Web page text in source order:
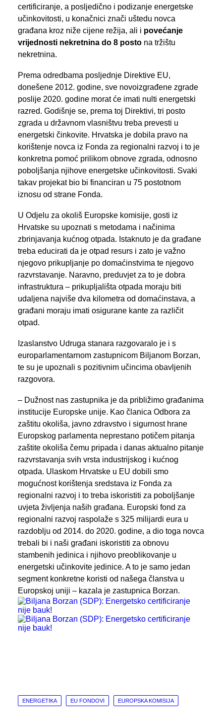
certificiranje, a posljedično i podizanje energetske
učinkovitosti, u konačnici znači uštedu novca
građana kroz niže cijene režija, ali i povećanje
vrijednosti nekretnina do 8 posto na tržištu
nekretnina.
Prema odredbama posljednje Direktive EU,
donešene 2012. godine, sve novoizgrađene zgrade
poslije 2020. godine morat će imati nulti energetski
razred. Godišnje se, prema toj Direktivi, tri posto
zgrada u državnom vlasništvu treba prevesti u
energetski činkovite. Hrvatska je dobila pravo na
korištenje novca iz Fonda za regionalni razvoj i to je
konkretna pomoć prilikom obnove zgrada, odnosno
poboljšanja njihove energetske učinkovitosti. Svaki
takav projekat bio bi financiran u 75 postotnom
iznosu od strane Fonda.
U Odjelu za okoliš Europske komisije, gosti iz
Hrvatske su upoznati s metodama i načinima
zbrinjavanja kućnog otpada. Istaknuto je da građane
treba educirati da je otpad resurs i zato je važno
njegovo prikupljanje po domaćinstvima te njegovo
razvrstavanje. Naravno, preduvjet za to je dobra
infrastruktura – prikupljališta otpada moraju biti
udaljena najviše dva kilometra od domaćinstava, a
građani moraju imati osigurane kante za različit
otpad.
Izaslanstvo Udruga stanara razgovaralo je i s
europarlamentarnom zastupnicom Biljanom Borzan,
te su je upoznali s pozitivnim učincima obavljenih
razgovora.
– Dužnost nas zastupnika je da približimo građanima
institucije Europske unije. Kao članica Odbora za
zaštitu okoliša, javno zdravstvo i sigurnost hrane
Europskog parlamenta neprestano potičem pitanja
zaštite okoliša čemu pripada i danas aktualno pitanje
razvrstavanja svih vrsta industrijskog i kućnog
otpada. Ulaskom Hrvatske u EU dobili smo
mogućnost korištenja sredstava iz Fonda za
regionalni razvoj i to treba iskoristiti za poboljšanje
uvjeta življenja naših građana. Europski fond za
regionalni razvoj raspolaže s 325 milijardi eura u
razdoblju od 2014. do 2020. godine, a dio toga novca
trebali bi i naši građani iskoristiti za obnovu
stambenih jedinica i njihovo preoblikovanje u
energetski učinkovite jedinice. A to je samo jedan
segment konkretne koristi od našega članstva u
Europskoj uniji – kazala je zastupnica Borzan.
ENERGETIKA EU FONDOVI EUROPSKA KOMISIJA